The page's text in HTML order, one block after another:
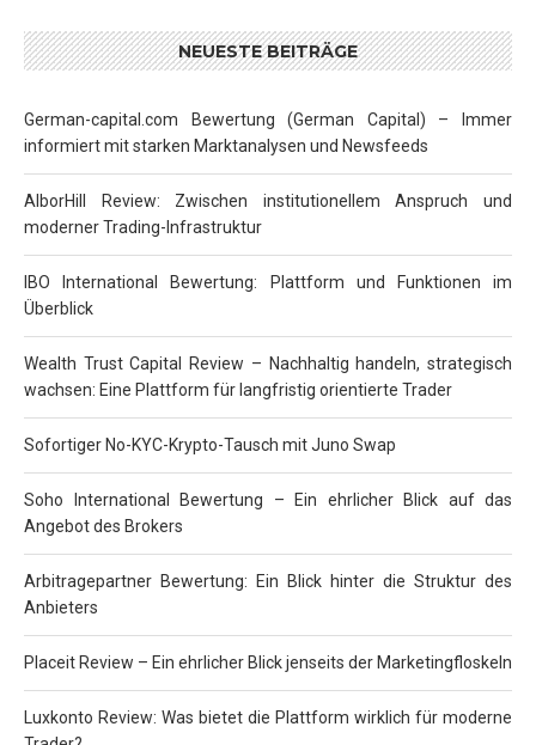
NEUESTE BEITRÄGE
German-capital.com Bewertung (German Capital) – Immer
informiert mit starken Marktanalysen und Newsfeeds
AlborHill Review: Zwischen institutionellem Anspruch und
moderner Trading-Infrastruktur
IBO International Bewertung: Plattform und Funktionen im
Überblick
Wealth Trust Capital Review – Nachhaltig handeln, strategisch
wachsen: Eine Plattform für langfristig orientierte Trader
Sofortiger No-KYC-Krypto-Tausch mit Juno Swap
Soho International Bewertung – Ein ehrlicher Blick auf das
Angebot des Brokers
Arbitragepartner Bewertung: Ein Blick hinter die Struktur des
Anbieters
Placeit Review – Ein ehrlicher Blick jenseits der Marketingfloskeln
Luxkonto Review: Was bietet die Plattform wirklich für moderne